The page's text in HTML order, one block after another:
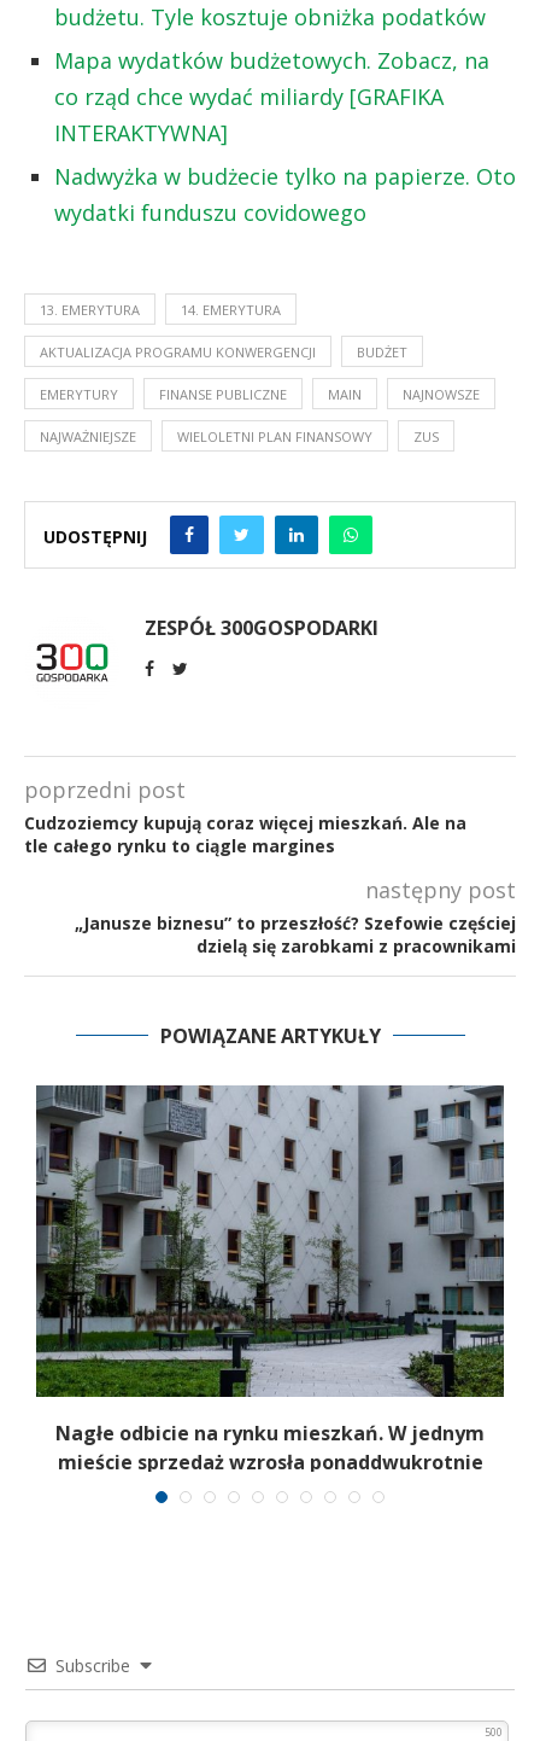
budżetu. Tyle kosztuje obniżka podatków
Mapa wydatków budżetowych. Zobacz, na
co rząd chce wydać miliardy [GRAFIKA
INTERAKTYWNA]
Nadwyżka w budżecie tylko na papierze. Oto
wydatki funduszu covidowego
13. EMERYTURA 14. EMERYTURA
AKTUALIZACJA PROGRAMU KONWERGENCJI BUDŻET
EMERYTURY FINANSE PUBLICZNE MAIN NAJNOWSZE
NAJWAŻNIEJSZE WIELOLETNI PLAN FINANSOWY ZUS
UDOSTĘPNIJ
ZESPÓŁ 300GOSPODARKI
poprzedni post
Cudzoziemcy kupują coraz więcej mieszkań. Ale na
tle całego rynku to ciągle margines
następny post
„Janusze biznesu” to przeszłość? Szefowie częściej
dzielą się zarobkami z pracownikami
POWIĄZANE ARTYKUŁY
Nagłe odbicie na rynku mieszkań. W jednym
mieście sprzedaż wzrosła ponaddwukrotnie
Subscribe
500